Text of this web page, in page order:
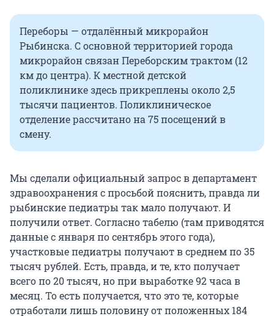
Переборы — отдалённый микрорайон
Рыбинска. С основной территорией города
микрорайон связан Переборским трактом (12
км до центра). К местной детской
поликлинике здесь прикреплены около 2,5
тысячи пациентов. Поликлиническое
отделение рассчитано на 75 посещений в
смену.
Мы сделали официальный запрос в департамент
здравоохранения с просьбой пояснить, правда ли
рыбинские педиатры так мало получают. И
получили ответ. Согласно табелю (там приводятся
данные с января по сентябрь этого года),
участковые педиатры получают в среднем по 35
тысяч рублей. Есть, правда, и те, кто получает
всего по 20 тысяч, но при выработке 92 часа в
месяц. То есть получается, что это те, которые
отработали лишь половину от положенных 184